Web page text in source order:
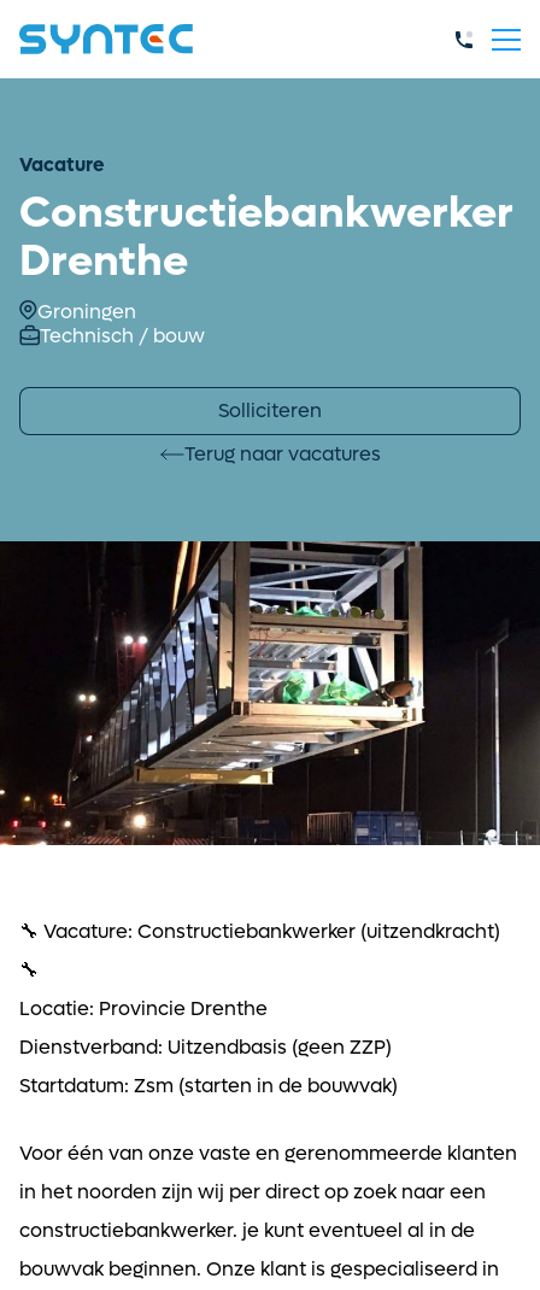
Vacature
Constructiebankwerker
Drenthe
Groningen
Technisch / bouw
Solliciteren
Terug naar vacatures
🔧 Vacature: Constructiebankwerker (uitzendkracht)
🔧
Locatie: Provincie Drenthe
Dienstverband: Uitzendbasis (geen ZZP)
Startdatum: Zsm (starten in de bouwvak)
Voor één van onze vaste en gerenommeerde klanten
in het noorden zijn wij per direct op zoek naar een
constructiebankwerker. je kunt eventueel al in de
bouwvak beginnen. Onze klant is gespecialiseerd in